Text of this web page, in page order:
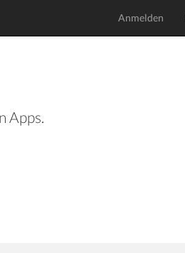
Anmelden
Apps.